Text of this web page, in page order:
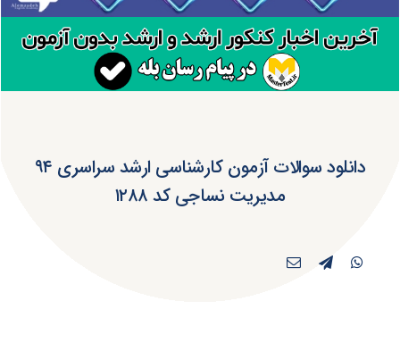
دانلود سوالات آزمون کارشناسی ارشد سراسری ۹۴
مدیریت نساجی کد ۱۲۸۸